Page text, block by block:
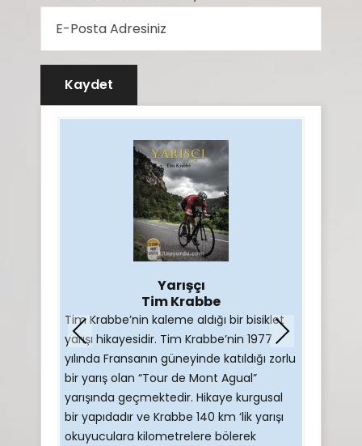
Yarışçı
Tim Krabbe
Tim Krabbe’nin kaleme aldığı bir bisiklet
yarışı hikayesidir. Tim Krabbe’nin 1977
yılında Fransanın güneyinde katıldığı zorlu
bir yarış olan “Tour de Mont Agual”
yarışında geçmektedir. Hikaye kurgusal
bir yapıdadır ve Krabbe 140 km ‘lik yarışı
okuyuculara kilometrelere bölerek
Prev
ious
Nex